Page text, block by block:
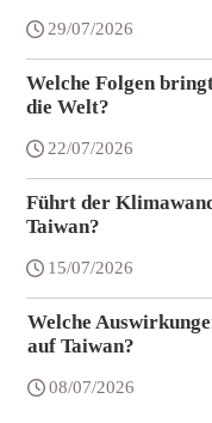
29/07/2026
Welche Folgen
die Welt?
22/07/2026
Führt der
Taiwan?
15/07/2026
Welche
auf Taiwan?
08/07/2026